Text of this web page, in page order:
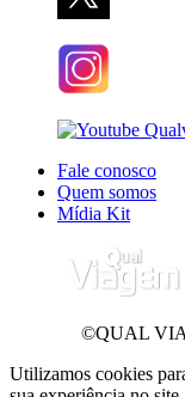
Fale conosco
Quem somos
Mídia Kit
©QUAL
Utilizamos cookies